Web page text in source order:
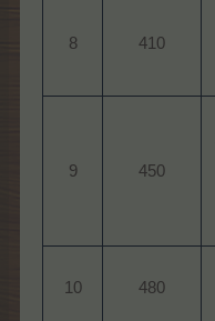
8 410
9 450
10 480